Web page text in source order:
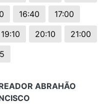
16:40
17:00
19:10 20:10
21:00
ABRAHÃO